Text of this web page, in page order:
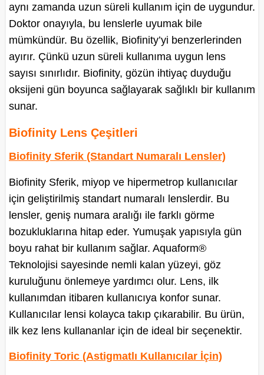
aynı zamanda uzun süreli kullanım için de uygundur.
Doktor onayıyla, bu lenslerle uyumak bile
mümkündür. Bu özellik, Biofinity’yi benzerlerinden
ayırır. Çünkü uzun süreli kullanıma uygun lens
sayısı sınırlıdır. Biofinity, gözün ihtiyaç duyduğu
oksijeni gün boyunca sağlayarak sağlıklı bir kullanım
sunar.
Biofinity Lens Çeşitleri
Biofinity Sferik (Standart Numaralı Lensler)
Biofinity Sferik, miyop ve hipermetrop kullanıcılar
için geliştirilmiş standart numaralı lenslerdir. Bu
lensler, geniş numara aralığı ile farklı görme
bozukluklarına hitap eder. Yumuşak yapısıyla gün
boyu rahat bir kullanım sağlar. Aquaform®
Teknolojisi sayesinde nemli kalan yüzeyi, göz
kuruluğunu önlemeye yardımcı olur. Lens, ilk
kullanımdan itibaren kullanıcıya konfor sunar.
Kullanıcılar lensi kolayca takıp çıkarabilir. Bu ürün,
ilk kez lens kullananlar için de ideal bir seçenektir.
Biofinity Toric (Astigmatlı Kullanıcılar İçin)